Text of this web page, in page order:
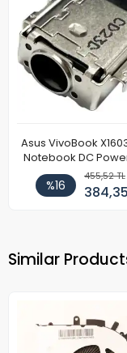
Asus VivoBook X1603 X1605
Notebook DC
%16
455,52 TL
Similar